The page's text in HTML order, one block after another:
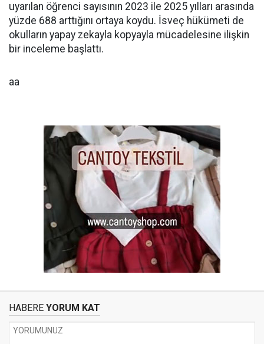
uyarılan öğrenci sayısının 2023 ile 2025 yılları arasında
yüzde 688 arttığını ortaya koydu. İsveç hükümeti de
okulların yapay zekayla kopyayla mücadelesine ilişkin
bir inceleme başlattı.
aa
HABERE YORUM KAT